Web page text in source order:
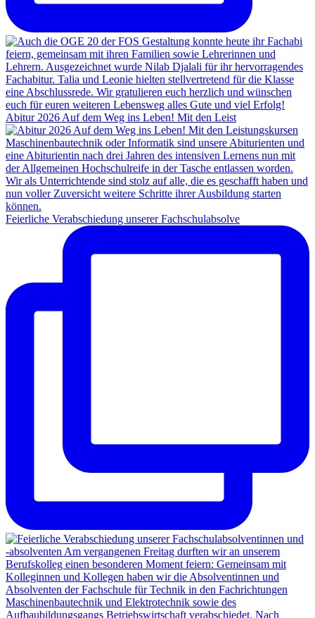
Abitur 2026 Auf dem Weg ins Leben! Mit den Leist
Feierliche Verabschiedung unserer Fachschulabsolve